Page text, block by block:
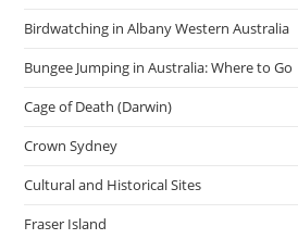
Birdwatching in Albany Western Australia
Bungee Jumping in Australia: Where to Go
Cage of Death (Darwin)
Crown Sydney
Cultural and Historical Sites
Fraser Island